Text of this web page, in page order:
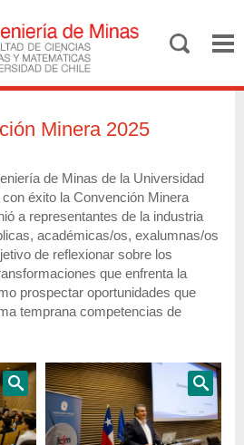
Minera 2025
de Minas de la Universidad
éxito la Convención Minera
a representantes de la industria
académicas/os, exalumnas/os
de reflexionar sobre los
que enfrenta la
prospectar oportunidades que
temprana competencias de